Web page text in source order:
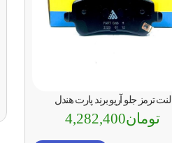
لنت ترمز جلو آریو برند پارت هندل
تومان4,282,400